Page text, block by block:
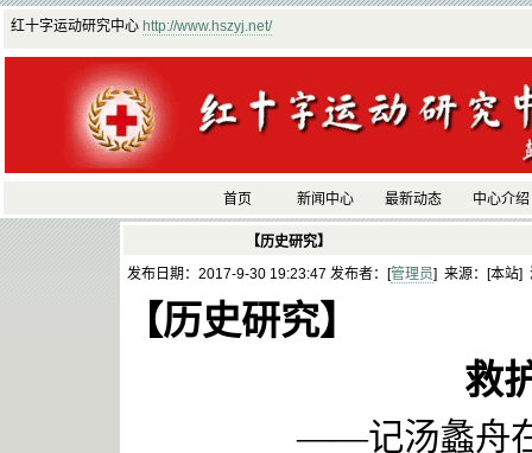
红十字运动研究中心 http://www.hszyj.net/
首页 新闻中心 最新动态 中心介绍
【历史研究】
发布日期：2017-9-30 19:23:47 发布者：[管理员] 来源：[本站]
【历史研究】
救
——记汤蠡舟